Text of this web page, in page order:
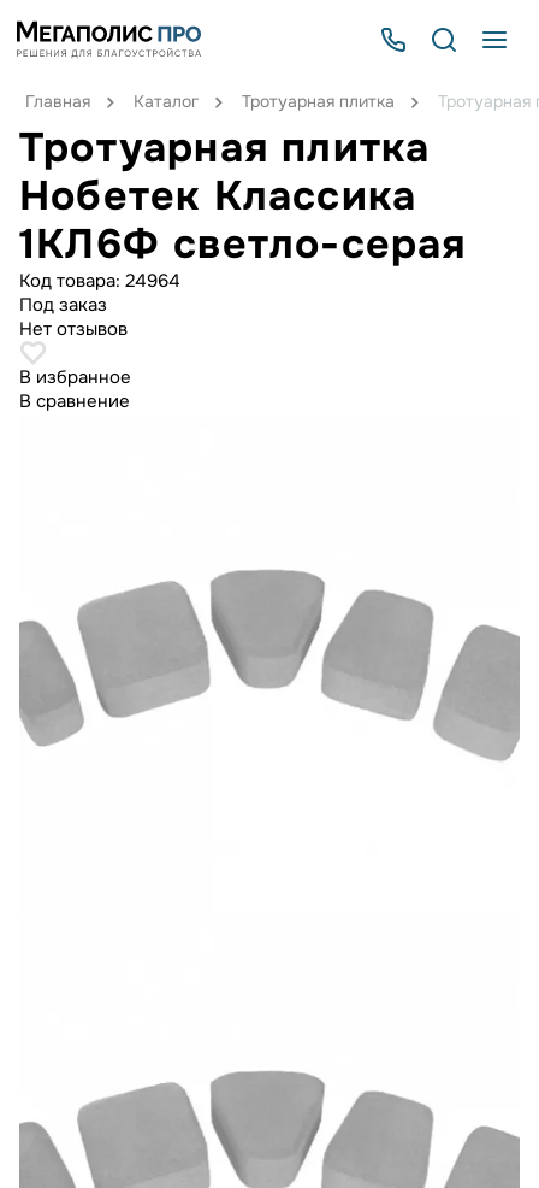
Главная Каталог Тротуарная плитка
Тротуарная плитка
Нобетек Классика
1КЛ6Ф светло-серая
Код товара: 24964
Под заказ
Нет отзывов
В избранное
В сравнение